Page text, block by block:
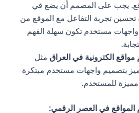
يجب على المصمم أن يضع في
تجربة التفاعل مع الموقع من
مستخدم تكون سهلة الفهم
الكترونية في العراق مثل
بتصميم واجهات مستخدم مبتكرة
للمستخدم.
في العصر الرقمي: